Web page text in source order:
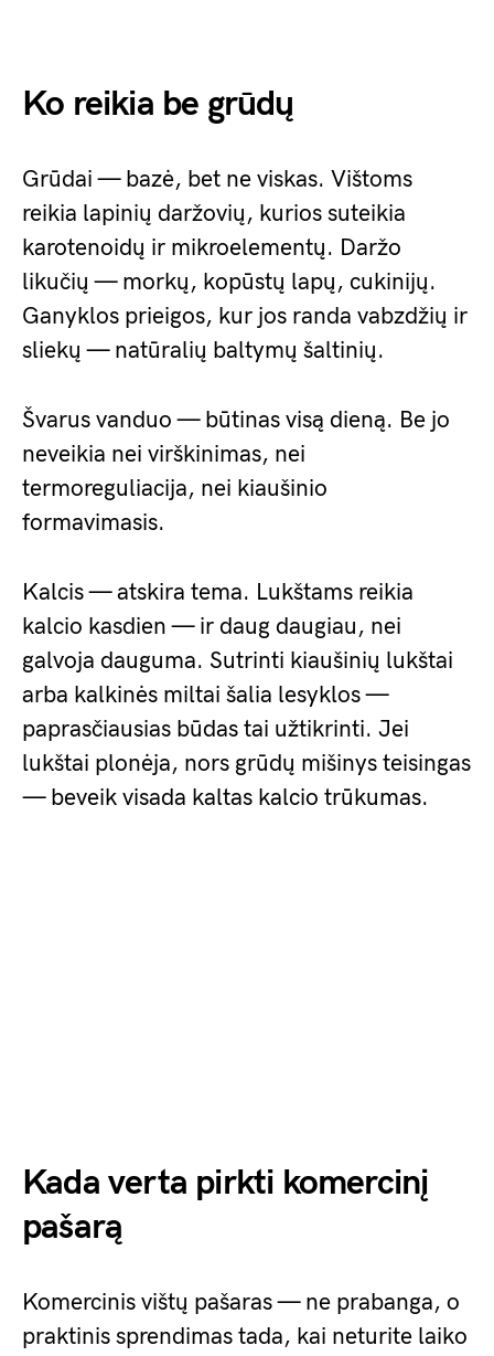
Ko reikia be grūdų
Grūdai — bazė, bet ne viskas. Vištoms
reikia lapinių daržovių, kurios suteikia
karotenoidų ir mikroelementų. Daržo
likučių — morkų, kopūstų lapų, cukinijų.
Ganyklos prieigos, kur jos randa vabzdžių ir
sliekų — natūralių baltymų šaltinių.
Švarus vanduo — būtinas visą dieną. Be jo
neveikia nei virškinimas, nei
termoreguliacija, nei kiaušinio
formavimasis.
Kalcis — atskira tema. Lukštams reikia
kalcio kasdien — ir daug daugiau, nei
galvoja dauguma. Sutrinti kiaušinių lukštai
arba kalkinės miltai šalia lesyklos —
paprasčiausias būdas tai užtikrinti. Jei
lukštai plonėja, nors grūdų mišinys teisingas
— beveik visada kaltas kalcio trūkumas.
Kada verta pirkti komercinį
pašarą
Komercinis vištų pašaras — ne prabanga, o
praktinis sprendimas tada, kai neturite laiko